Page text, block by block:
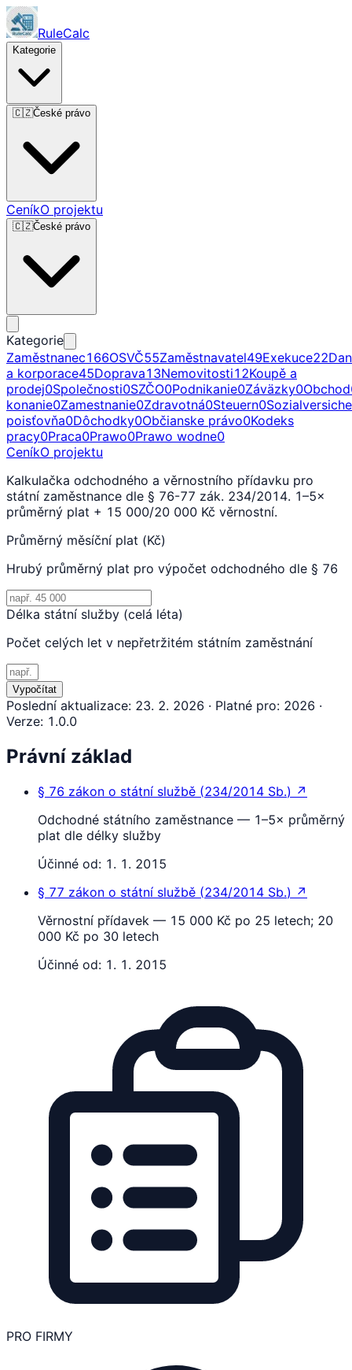
RuleCalc
Kategorie
🇨🇿České právo
CeníkO projektu
🇨🇿České právo
Kategorie
Zaměstnanec166OSVČ55Zaměstnavatel49Exekuce22
a korporace45Doprava13Nemovitosti12Koupě a
prodej0Společnosti0SZČO0Podnikanie0Záväzky0Obchod
konanie0Zamestnanie0Zdravotná0Steuern0
poisťovňa0Dôchodky0Občianske právo0Kodeks
pracy0Praca0Prawo0Prawo wodne0
CeníkO projektu
Kalkulačka odchodného a věrnostního přídavku pro
státní zaměstnance dle § 76-77 zák. 234/2014. 1–5×
průměrný plat + 15 000/20 000 Kč věrnostní.
Průměrný měsíční plat (Kč)
Hrubý průměrný plat pro výpočet odchodného dle § 76
Délka státní služby (celá léta)
Počet celých let v nepřetržitém státním zaměstnání
Vypočítat
Poslední aktualizace: 23. 2. 2026 · Platné pro: 2026 ·
Verze: 1.0.0
Právní základ
§ 76 zákon o státní službě (234/2014 Sb.) ↗
Odchodné státního zaměstnance — 1–5× průměrný
plat dle délky služby
Účinné od: 1. 1. 2015
§ 77 zákon o státní službě (234/2014 Sb.) ↗
Věrnostní přídavek — 15 000 Kč po 25 letech; 20
000 Kč po 30 letech
Účinné od: 1. 1. 2015
PRO FIRMY